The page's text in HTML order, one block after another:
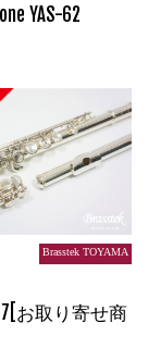
YAS-62
Brasstek TOYAMA
お取り寄せ商